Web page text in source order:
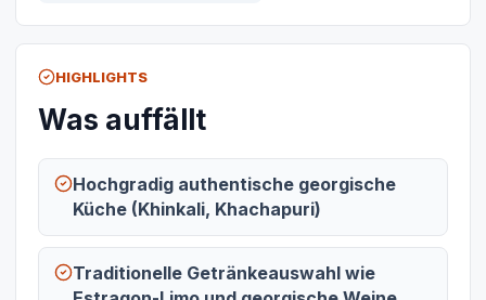
HIGHLIGHTS
Was auffällt
Hochgradig authentische georgische
Küche (Khinkali, Khachapuri)
Traditionelle Getränkeauswahl wie